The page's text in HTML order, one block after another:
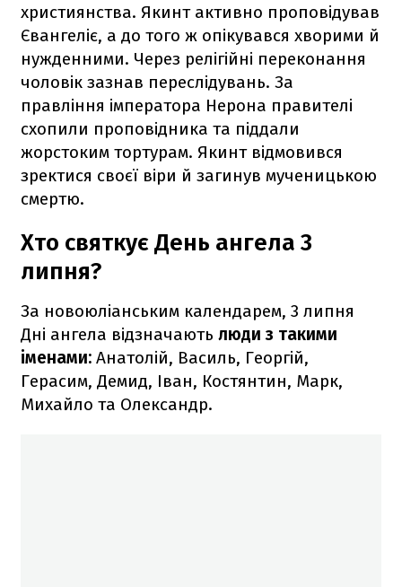
християнства. Якинт активно проповідував
Євангеліє, а до того ж опікувався хворими й
нужденними. Через релігійні переконання
чоловік зазнав переслідувань. За
правління імператора Нерона правителі
схопили проповідника та піддали
жорстоким тортурам. Якинт відмовився
зректися своєї віри й загинув мученицькою
смертю.
Хто святкує День ангела 3
липня?
За новоюліанським календарем, 3 липня
Дні ангела відзначають люди з такими
іменами: Анатолій, Василь, Георгій,
Герасим, Демид, Іван, Костянтин, Марк,
Михайло та Олександр.